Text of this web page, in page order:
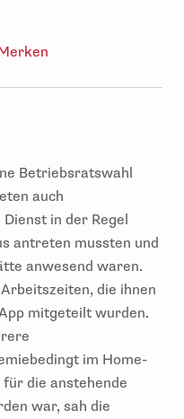
Betriebsratswahl
auch
in der Regel
antreten mussten und
anwesend waren.
die ihnen
mitgeteilt wurden.
im Home-
die anstehende
war, sah die